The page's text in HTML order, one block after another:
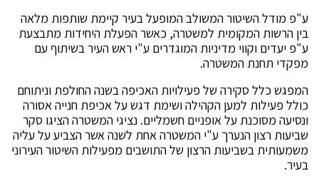
ע"פ מודל השיטור המשולב המופעל בעיר קיימת שותפות מלאה
בין הרשות המקומית למשטרה, כאשר הפעלת היחידות מתבצעת
ע"פ יעדים וקווי מדיניות המוגדרים ע"י ראש העיר בשיתוף עם
מפקדי תחנת המשטרה.
המפגש כלל סקירה של פעילויות האכיפה בשנה החולפת וניתוחם
כולל פעילות למען הקהילה ושימת דגש על אכיפת חנייה אסורה
ונסיעה מסוכנת על אופניים חשמליים. נציגי המשטרה הציגו סקר
שביעות רצון הנערך ע"י המשטרה אחת לשנה אשר הצביע על עליה
משמעותית בשביעות הרצון של התושבים מפעילות השיטור העירוני
בעיר.